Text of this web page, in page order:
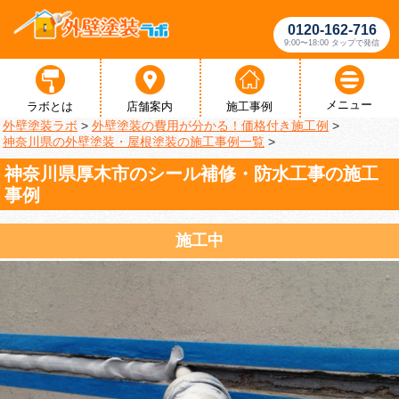
0120-162-716
9:00〜18:00 タップで発信
ラボとは 店舗案内 施工事例 メニュー
外壁塗装ラボ > 外壁塗装の費用が分かる！価格付き施工例 >
神奈川県の外壁塗装・屋根塗装の施工事例一覧 >
神奈川県厚木市のシール補修・防水工事の施工
事例
施工中